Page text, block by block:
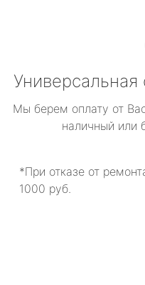
Универсальная
Мы берем оплату от
наличный или
*При отказе от
1000 руб.